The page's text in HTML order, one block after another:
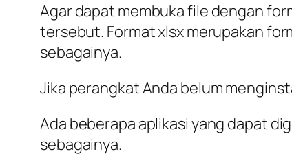
Agar dapat membuka file dengan
tersebut. Format xlsx merupakan
sebagainya.
Jika perangkat Anda belum
Ada beberapa aplikasi yang dapat
sebagainya.